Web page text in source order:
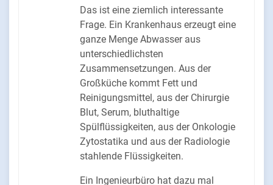
Das ist eine ziemlich interessante
Frage. Ein Krankenhaus erzeugt eine
ganze Menge Abwasser aus
unterschiedlichsten
Zusammensetzungen. Aus der
Großküche kommt Fett und
Reinigungsmittel, aus der Chirurgie
Blut, Serum, bluthaltige
Spülflüssigkeiten, aus der Onkologie
Zytostatika und aus der Radiologie
stahlende Flüssigkeiten.
Ein Ingenieurbüro hat dazu mal